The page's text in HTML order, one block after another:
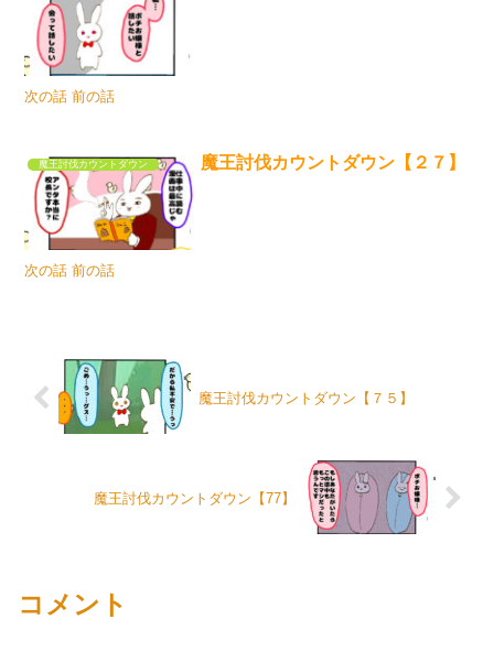
次の話 前の話
魔王討伐カウントダウン 魔王討伐カウントダウン【２７】
次の話 前の話
魔王討伐カウントダウン【７５】
魔王討伐カウントダウン【77】
コメント